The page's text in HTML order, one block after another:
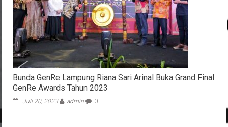
Bunda GenRe Lampung Riana Sari Arinal Buka Grand Final
GenRe Awards Tahun 2023
Juli 20, 2023 admin 0